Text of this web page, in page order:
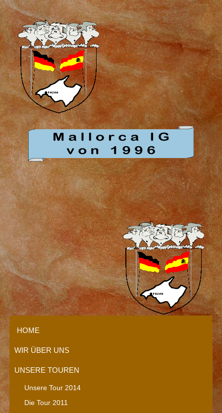
HOME
WIR ÜBER UNS
UNSERE TOUREN
Unsere Tour 2014
Die Tour 2011